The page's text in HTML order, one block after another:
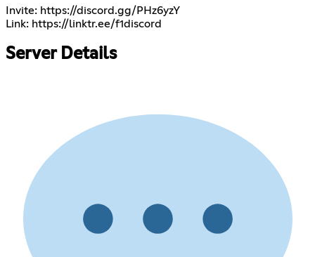
Invite: https://discord.gg/PHz6yzY
Link: https://linktr.ee/f1discord
Server Details